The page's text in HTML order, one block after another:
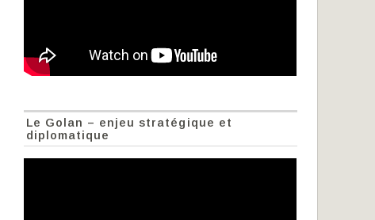
Le Golan – enjeu stratégique et
diplomatique